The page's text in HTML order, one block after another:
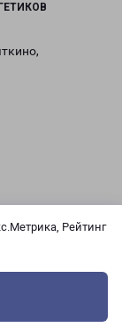
Рейтинг